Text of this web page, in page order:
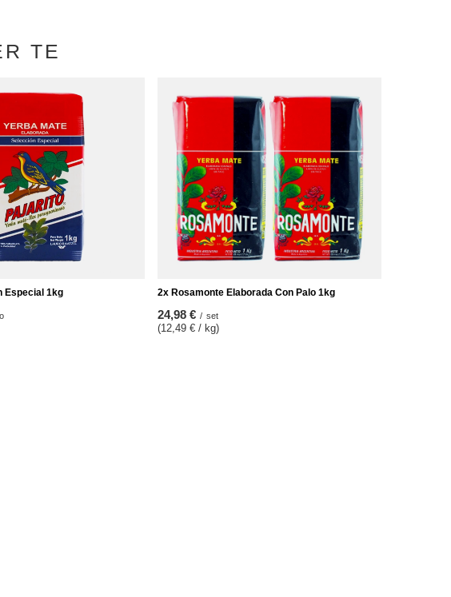
TE
Especial 1kg 2x Rosamonte Elaborada Con Palo 1kg
24,98 € / set
(12,49 € / kg)